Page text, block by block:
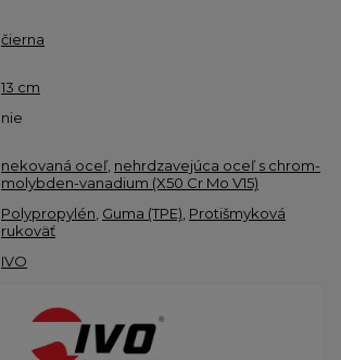
čierna
13 cm
nie
nekovaná oceľ nehrdzavejúca oceľ s chrom-
molybden-vanadium (X50 Cr Mo V15)
Polypropylén Guma (TPE) Protišmyková
rukoväť
IVO